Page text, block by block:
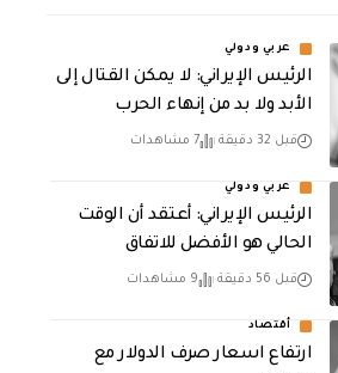
عربي ودولي
الرئيس الإيراني: لا يمكن القتال إلى
الأبد ولا بد من إنهاء الحرب
قبل 32 دقيقة 7 مشاهدات
عربي ودولي
الرئيس الإيراني: أعتقد أن الوقت
الحالي هو الأفضل للاتفاق
قبل 56 دقيقة 9 مشاهدات
أقتصاد
ارتفاع اسعار صرف الدولار مع